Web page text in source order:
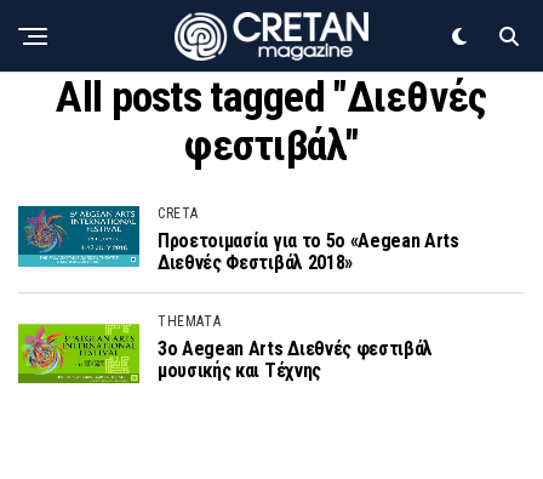
All posts tagged "Διεθνές
φεστιβάλ"
CRETA
Προετοιμασία για το 5ο «Aegean Arts
Διεθνές Φεστιβάλ 2018»
THEMATA
3ο Aegean Arts Διεθνές φεστιβάλ
μουσικής και Τέχνης